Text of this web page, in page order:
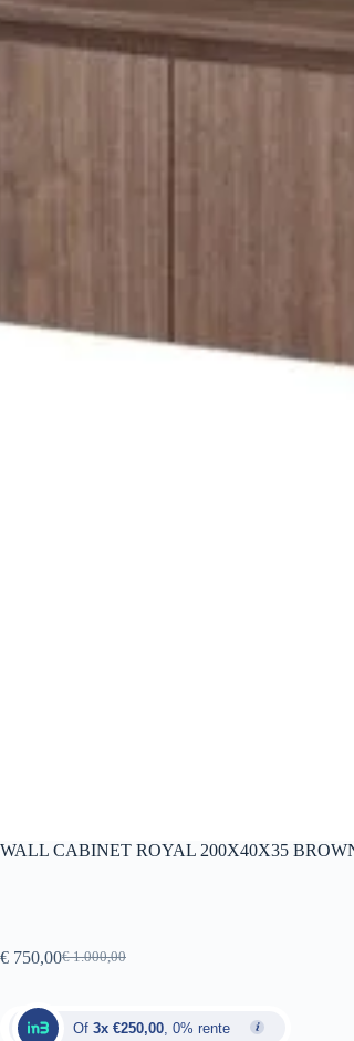
WALL CABINET ROYAL 200X40X35
€1.000,00
€ 750,00
Of 3x €250,00 , 0% rente